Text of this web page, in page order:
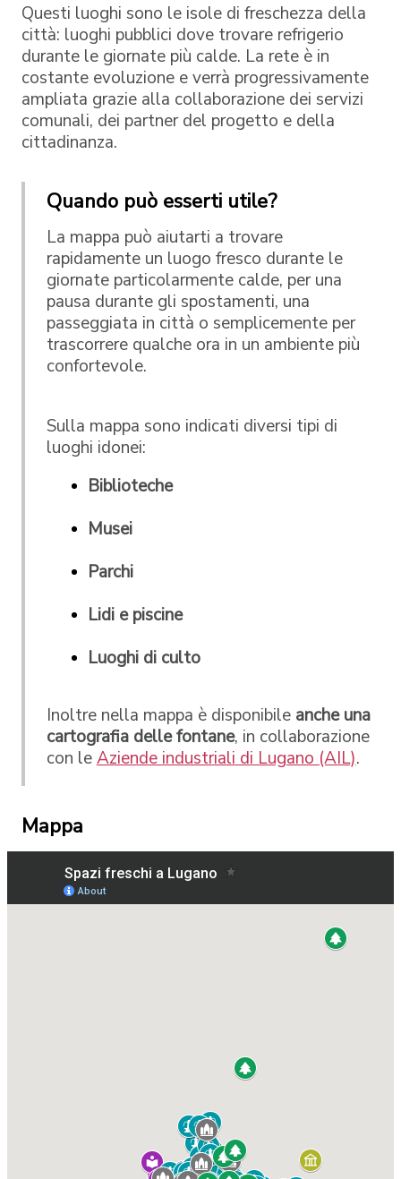
Questi luoghi sono le isole di freschezza della
città: luoghi pubblici dove trovare refrigerio
durante le giornate più calde. La rete è in
costante evoluzione e verrà progressivamente
ampliata grazie alla collaborazione dei servizi
comunali, dei partner del progetto e della
cittadinanza.
Quando può esserti utile?
La mappa può aiutarti a trovare
rapidamente un luogo fresco durante le
giornate particolarmente calde, per una
pausa durante gli spostamenti, una
passeggiata in città o semplicemente per
trascorrere qualche ora in un ambiente più
confortevole.
Sulla mappa sono indicati diversi tipi di
luoghi idonei:
Biblioteche
Musei
Parchi
Lidi e piscine
Luoghi di culto
Inoltre nella mappa è disponibile anche una
cartografia delle fontane, in collaborazione
con leAziende industriali di Lugano (AIL).
Mappa